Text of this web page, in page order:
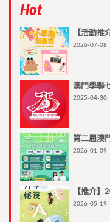
Hot
【活動推
2026-07-08
澳門學聯
2025-04-30
第二屆澳
2026-01-09
【推介
2026-05-19